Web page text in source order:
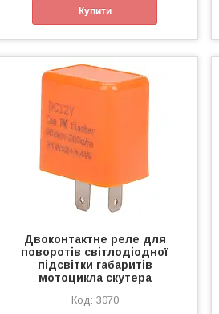
Купити
Двоконтактне реле для
поворотів світлодіодної
підсвітки габаритів
мотоцикла скутера
3070